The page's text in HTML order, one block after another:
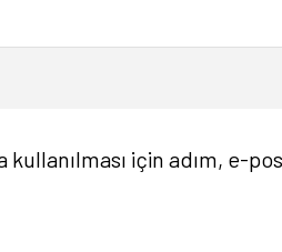
kullanılması için adım, e-